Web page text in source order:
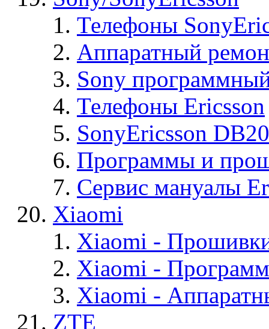
Телефоны
Аппаратный
Sony
Телефоны Ericsson
SonyEricsson
Программы и
Сервис мануалы
Xiaomi
Xiaomi -
Xiaomi -
Xiaomi -
ZTE